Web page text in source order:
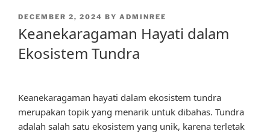
POSTED
DECEMBER 2, 2024 BY ADMINREE
Keanekaragaman Hayati dalam
Ekosistem Tundra
Keanekaragaman hayati dalam ekosistem tundra
merupakan topik yang menarik untuk dibahas. Tundra
adalah salah satu ekosistem yang unik, karena terletak